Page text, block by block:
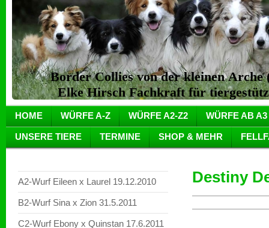
Border Collies von der kleinen
Elke Hirsch Fachkraft für
HOME WÜRFE A-Z WÜRFE A2-Z2 WÜRFE AB A3
UNSERE TIERE TERMINE SHOP & MEHR
A2-Wurf Eileen x Laurel 19.12.2010
B2-Wurf Sina x Zion 31.5.2011
C2-Wurf Ebony x Quinstan 17.6.2011
Destiny